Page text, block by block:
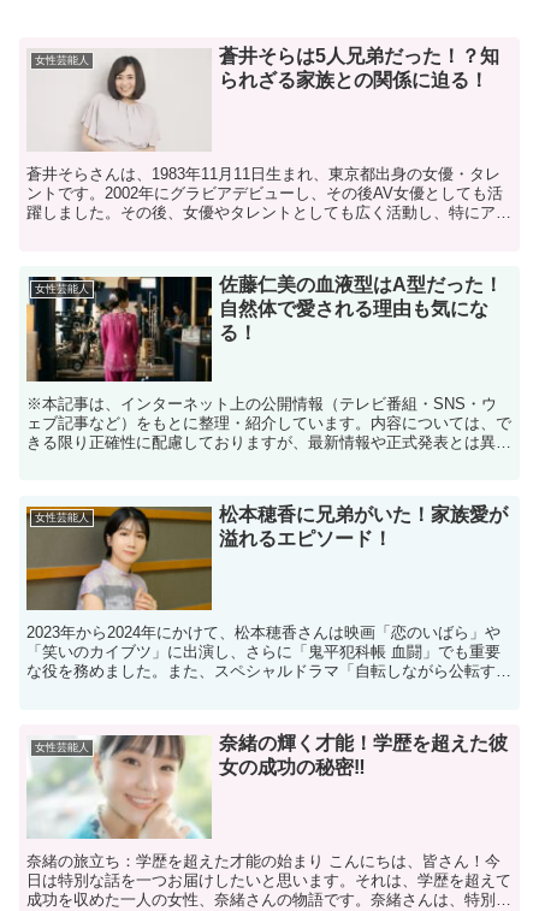
女性芸能人
蒼井そらは5人兄弟だった！？知
られざる家族との関係に迫る！
蒼井そらさんは、1983年11月11日生まれ、東京都出身の女優・タレ
ントです。2002年にグラビアデビューし、その後AV女優としても活
躍しました。その後、女優やタレントとしても広く活動し、特にアジ
女性芸能人
佐藤仁美の血液型はA型だった！
自然体で愛される理由も気にな
る！
※本記事は、インターネット上の公開情報（テレビ番組・SNS・ウ
ェブ記事など）をもとに整理・紹介しています。内容については、で
きる限り正確性に配慮しておりますが、最新情報や正式発表とは異な
女性芸能人
松本穂香に兄弟がいた！家族愛が
溢れるエピソード！
2023年から2024年にかけて、松本穂香さんは映画「恋のいばら」や
「笑いのカイブツ」に出演し、さらに「鬼平犯科帳 血闘」でも重要
な役を務めました。また、スペシャルドラマ「自転しながら公転す
女性芸能人
奈緒の輝く才能！学歴を超えた彼
女の成功の秘密‼
奈緒の旅立ち：学歴を超えた才能の始まり こんにちは、皆さん！今
日は特別な話を一つお届けしたいと思います。それは、学歴を超えて
成功を収めた一人の女性、奈緒さんの物語です。奈緒さんは、特別な